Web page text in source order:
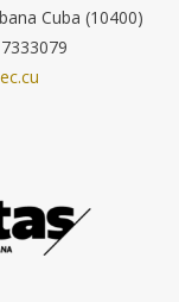
Cuba (10400)